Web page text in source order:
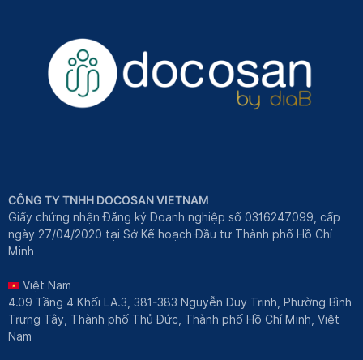
CÔNG TY TNHH DOCOSAN VIETNAM
Giấy chứng nhận Đăng ký Doanh nghiệp số 0316247099, cấp
ngày 27/04/2020 tại Sở Kế hoạch Đầu tư Thành phố Hồ Chí
Minh
Việt Nam
4.09 Tầng 4 Khối LA.3, 381-383 Nguyễn Duy Trinh, Phường Bình
Trưng Tây, Thành phố Thủ Đức, Thành phố Hồ Chí Minh, Việt
Nam